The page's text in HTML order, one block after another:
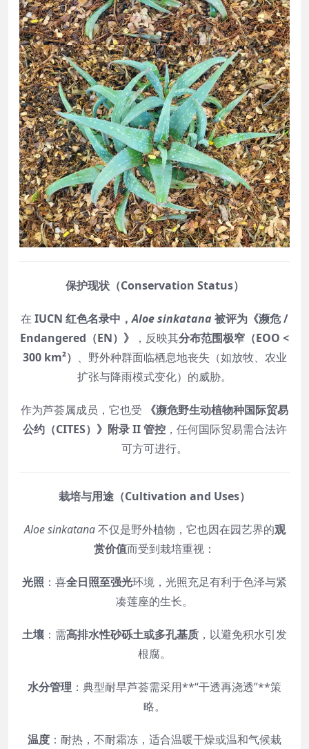
保护现状（Conservation Status）
在 IUCN 红色名录中，Aloe sinkatana 被评为《濒危 /
Endangered（EN）》
，反映其分布范围极窄（EOO <
300 km²） 、野外种群面临栖息地丧失（如放牧、农业
扩张与降雨模式变化）的威胁。
作为芦荟属成员，它也受
《濒危野生动植物种国际贸易
公约（CITES）》附录 II 管控，任何国际贸易需合法许
可方可进行。
栽培与用途（Cultivation and Uses）
Aloe sinkatana不仅是野外植物，它也因在园艺界的观
赏价值而受到栽培重视：
光照 ：喜全日照至强光环境，光照充足有利于色泽与紧
凑莲座的生长。
土壤 ：需高排水性砂砾土或多孔基质 ，以避免积水引发
根腐。
水分管理 ：典型耐旱芦荟需采用**“干透再浇透”**策
略。
温度 ：耐热，不耐霜冻，适合温暖干燥或温和气候栽